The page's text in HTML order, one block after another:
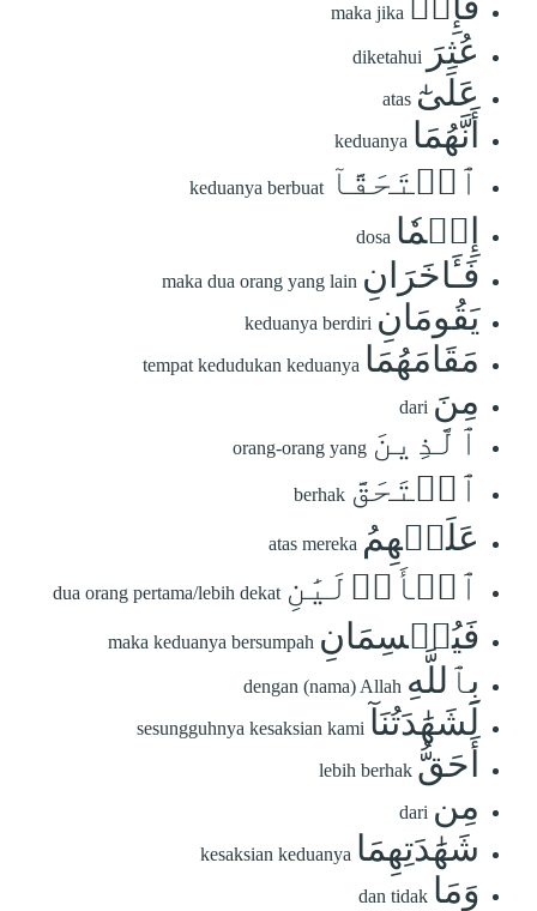
maka jika
عُثِرَ diketahui
عَلَىٰٓ atas
أَنَّهُمَا keduanya
ٱسۡتَحَقَّآ keduanya berbuat
إِثۡمٗا dosa
فَـَٔاخَرَانِ maka dua orang yang lain
يَقُومَانِ keduanya berdiri
مَقَامَهُمَا tempat kedudukan keduanya
مِنَ dari
ٱلَّذِينَ orang-orang yang
ٱسۡتَحَقَّ berhak
عَلَيۡهِمُ atas mereka
ٱلۡأَوۡلَيَٰنِ dua orang pertama/lebih dekat
فَيُقۡسِمَانِ maka keduanya bersumpah
بِٱللَّهِ dengan (nama) Allah
لَشَهَٰدَتُنَآ sesungguhnya kesaksian kami
أَحَقُّ lebih berhak
مِن dari
شَهَٰدَتِهِمَا kesaksian keduanya
وَمَا dan tidak